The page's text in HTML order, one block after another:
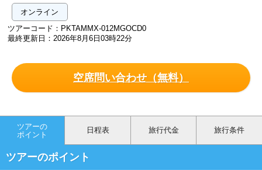
オンライン
ツアーコード：PKTAMMX-012MGOCD0
最終更新日：2026年8月6日03時22分
空席問い合わせ（無料）
ツアーの
ポイント
日程表 旅行代金 旅行条件
ツアーのポイント